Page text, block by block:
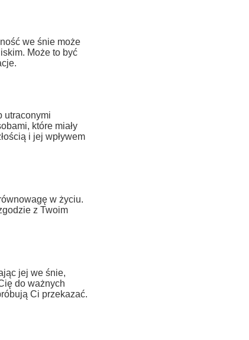
we śnie może
Może to być
utraconymi
które miały
i jej wpływem
w życiu.
z Twoim
jej we śnie,
do ważnych
Ci przekazać.